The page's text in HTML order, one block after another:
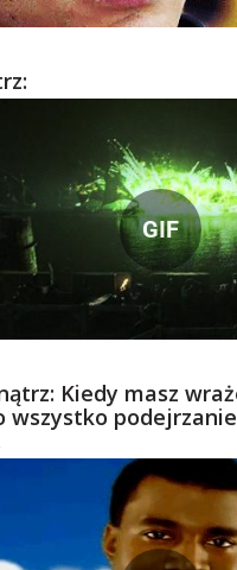
GIF
Kiedy masz
wszystko